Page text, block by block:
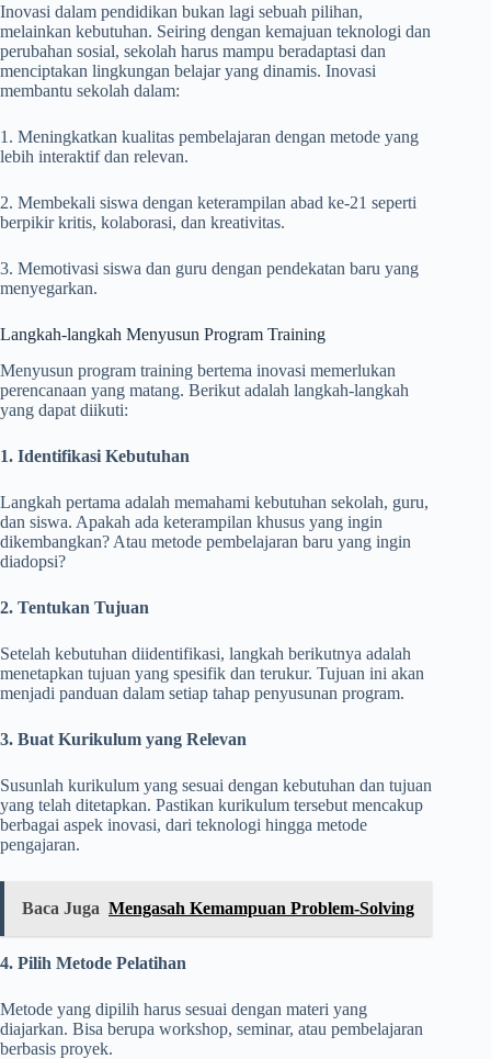
Inovasi dalam pendidikan bukan lagi sebuah pilihan,
melainkan kebutuhan. Seiring dengan kemajuan teknologi dan
perubahan sosial, sekolah harus mampu beradaptasi dan
menciptakan lingkungan belajar yang dinamis. Inovasi
membantu sekolah dalam:
1. Meningkatkan kualitas pembelajaran dengan metode yang
lebih interaktif dan relevan.
2. Membekali siswa dengan keterampilan abad ke-21 seperti
berpikir kritis, kolaborasi, dan kreativitas.
3. Memotivasi siswa dan guru dengan pendekatan baru yang
menyegarkan.
Langkah-langkah Menyusun Program Training
Menyusun program training bertema inovasi memerlukan
perencanaan yang matang. Berikut adalah langkah-langkah
yang dapat diikuti:
1. Identifikasi Kebutuhan
Langkah pertama adalah memahami kebutuhan sekolah, guru,
dan siswa. Apakah ada keterampilan khusus yang ingin
dikembangkan? Atau metode pembelajaran baru yang ingin
diadopsi?
2. Tentukan Tujuan
Setelah kebutuhan diidentifikasi, langkah berikutnya adalah
menetapkan tujuan yang spesifik dan terukur. Tujuan ini akan
menjadi panduan dalam setiap tahap penyusunan program.
3. Buat Kurikulum yang Relevan
Susunlah kurikulum yang sesuai dengan kebutuhan dan tujuan
yang telah ditetapkan. Pastikan kurikulum tersebut mencakup
berbagai aspek inovasi, dari teknologi hingga metode
pengajaran.
Baca Juga Mengasah Kemampuan Problem-Solving
4. Pilih Metode Pelatihan
Metode yang dipilih harus sesuai dengan materi yang
diajarkan. Bisa berupa workshop, seminar, atau pembelajaran
berbasis proyek.